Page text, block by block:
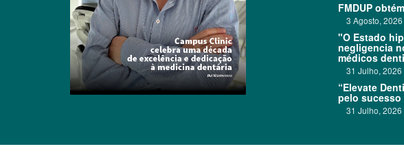
FMDUP
3 Agosto, 2026
"O Estado
negligencia
médicos
31 Julho, 2026
“Elevate
pelo sucesso
31 Julho, 2026